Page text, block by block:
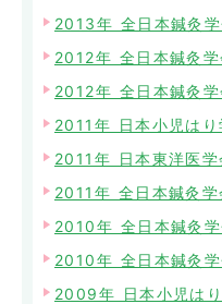
2013年 全日本鍼灸
2012年 全日本鍼灸
2012年 全日本鍼灸学
2011年 日本小児は
2011年 日本東洋医学
2011年 全日本鍼灸学
2010年 全日本鍼灸
2010年 全日本鍼灸
2009年 日本小児は